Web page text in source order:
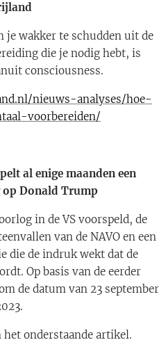
je wakker te schudden uit de
die je nodig hebt, is
consciousness.
nieuws-analyses/hoe-
voorbereiden/
al enige maanden een
Donald Trump
in de VS voorspeld, de
van de NAVO en een
die de indruk wekt dat de
Op basis van de eerder
de datum van 23 september
onderstaande artikel.